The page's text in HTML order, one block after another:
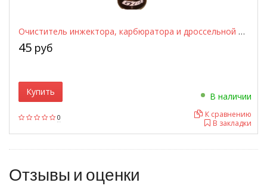
Очиститель инжектора, карбюратора и дроссельной заслонки GZOX 11101 — 300 мл, аналог Mitsubishi Shumma
0
45 руб
В наличии
В закладки
К сравнению
Купить
Отзывы и оценки